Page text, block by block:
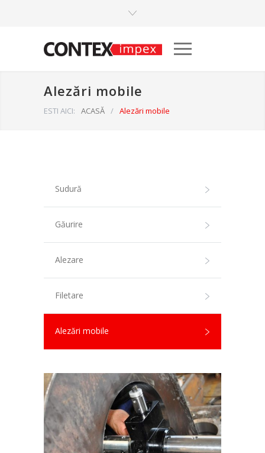
Alezări mobile
ESTI AICI: ACASĂ / Alezări mobile
Sudură
Găurire
Alezare
Filetare
Alezări mobile